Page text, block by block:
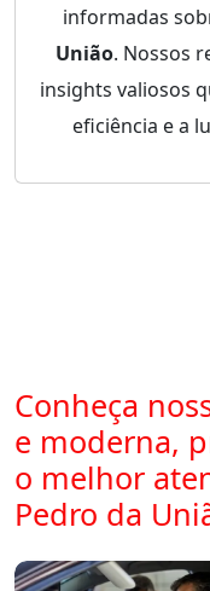
informadas
União. Nossos
insights valiosos
eficiência e a
Conheça
e moderna,
o melhor
Pedro da